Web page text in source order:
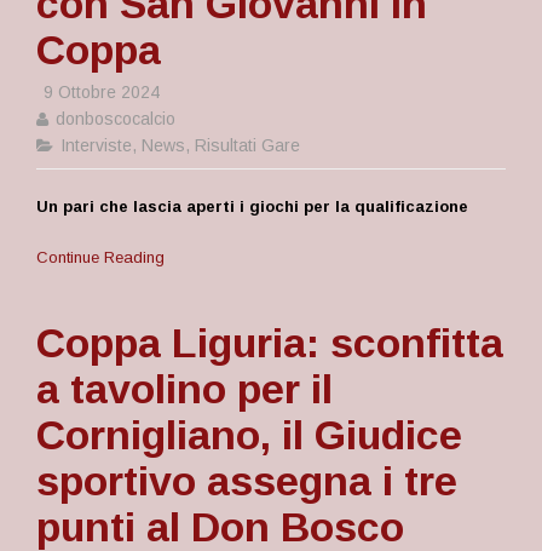
Coppa
9 Ottobre 2024
donboscocalcio
Interviste, News, Risultati Gare
Un pari che lascia aperti i giochi per la qualificazione
Continue Reading
Coppa Liguria: sconfitta
a tavolino per il
Cornigliano, il Giudice
sportivo assegna i tre
punti al Don Bosco